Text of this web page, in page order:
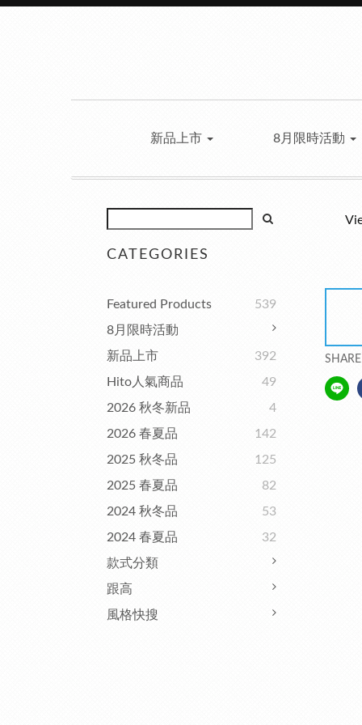
新品上市 8月限時活動
CATEGORIES
Featured Products
539
8月限時活動
新品上市
392
Hito人氣商品
49
2026 秋冬新品
4
2026 春夏品
142
2025 秋冬品
125
2025 春夏品
82
2024 秋冬品
53
2024 春夏品
32
款式分類
跟高
風格快搜
SHARE